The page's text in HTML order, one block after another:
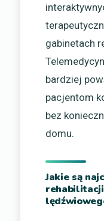
gabinetach
bardziej
pacjentom
bez
domu.
Jakie są
rehabilitacji